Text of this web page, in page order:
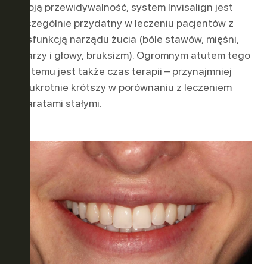
swoją przewidywalność, system Invisalign jest
szczególnie przydatny w leczeniu pacjentów z
dysfunkcją narządu żucia (bóle stawów, mięśni,
twarzy i głowy, bruksizm). Ogromnym atutem tego
systemu jest także czas terapii – przynajmniej
dwukrotnie krótszy w porównaniu z leczeniem
aparatami stałymi.